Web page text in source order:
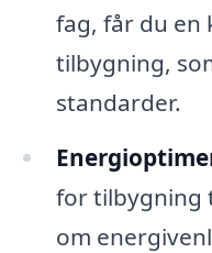
fag, får du en
tilbygning,
standarder.
for tilbygning
om